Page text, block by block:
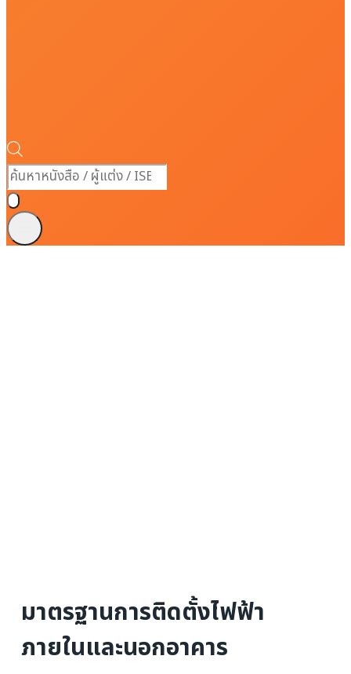
Products
search
มาตรฐานการติดตั้งไฟฟ้า
ภายในและนอกอาคาร